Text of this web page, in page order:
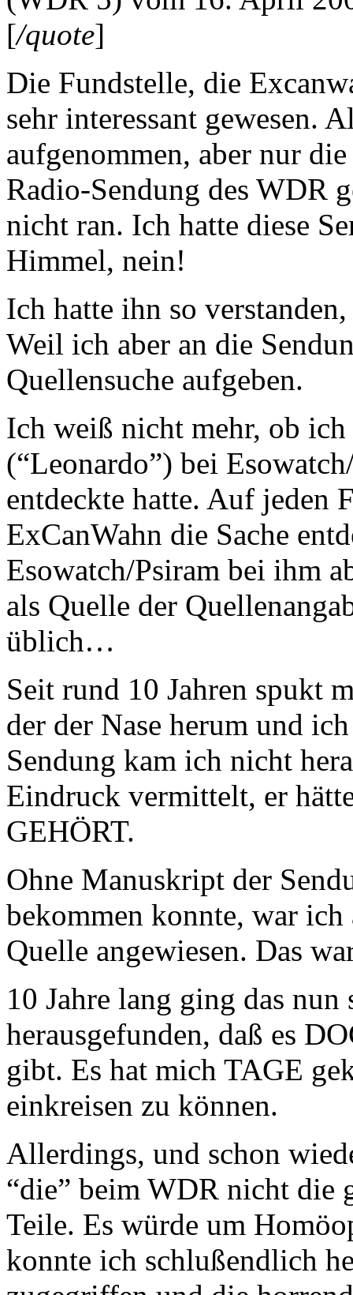
[/quote]
Die Fundstelle, die
sehr interessant gewesen.
aufgenommen, aber nur
Radio-Sendung des WDR
nicht ran. Ich hatte diese
Himmel, nein!
Ich hatte ihn so
Weil ich aber an die
Quellensuche aufgeben.
Ich weiß nicht mehr, ob
(“Leonardo”) bei
entdeckte hatte. Auf jeden
ExCanWahn die Sache
Esowatch/Psiram bei ihm
als Quelle der
üblich…
Seit rund 10 Jahren spukt
der der Nase herum und
Sendung kam ich nicht
Eindruck vermittelt, er
GEHÖRT.
Ohne Manuskript der
bekommen konnte, war
Quelle angewiesen. Das
10 Jahre lang ging das
herausgefunden, daß es
gibt. Es hat mich TAGE
einkreisen zu können.
Allerdings, und schon
“die” beim WDR nicht die
Teile. Es würde um
konnte ich schlußendlich